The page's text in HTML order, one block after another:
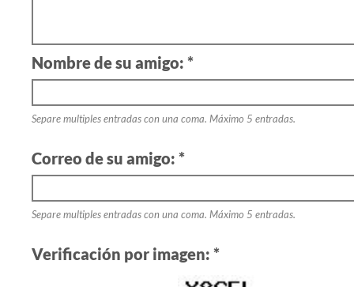
Nombre de su amigo: *
Separe multiples entradas con una coma. Máximo 5 entradas.
Correo de su amigo: *
Separe multiples entradas con una coma. Máximo 5 entradas.
Verificación por imagen: *